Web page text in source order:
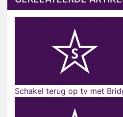
Schakel terug op tv met